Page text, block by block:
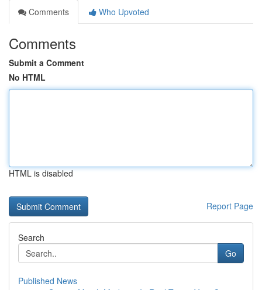
Comments
Who Upvoted
Comments
Submit a Comment
No HTML
HTML is disabled
Report Page
Search
Go
Published News